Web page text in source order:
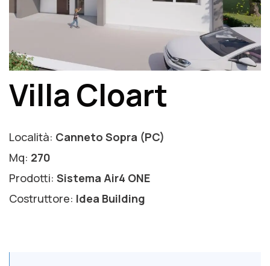
Villa Cloart
Località: Canneto Sopra (PC)
Mq: 270
Prodotti: Sistema Air4 ONE
Costruttore: Idea Building